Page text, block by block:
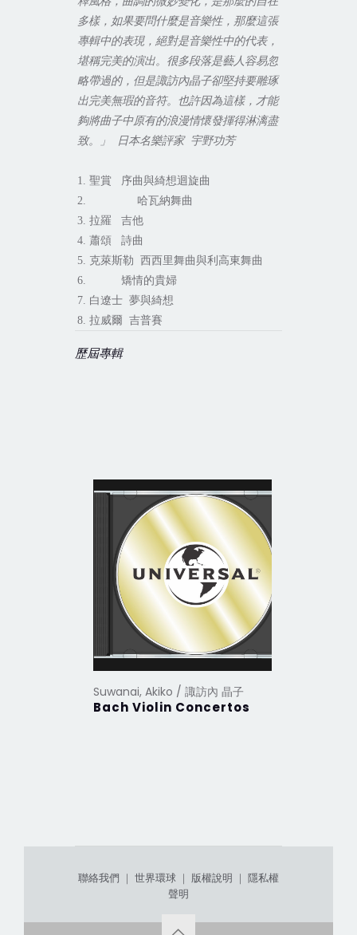
多樣，如果要問什麼是音樂性，那麼這張
專輯中的表現，絕對是音樂性中的代表，
堪稱完美的演出。很多段落是藝人容易忽
略帶過的，但是諏訪內晶子卻堅持要雕琢
出完美無瑕的音符。也許因為這樣，才能
夠將曲子中原有的浪漫情懷發揮得淋漓盡
致。」
日本名樂評家 宇野功芳
1. 聖賞
序曲與綺想迴旋曲
2.
哈瓦納舞曲
3. 拉羅
吉他
4. 蕭頌
詩曲
5. 克萊斯勒 西西里舞曲與利高東舞曲
6.
矯情的貴婦
7. 白遼士 夢與綺想
8. 拉威爾 吉普賽
歷屆專輯
Suwanai, Akiko / 諏訪內 晶子
Bach Violin Concertos
聯絡我們 ｜ 世界環球 ｜ 版權說明 ｜ 隱私權
聲明